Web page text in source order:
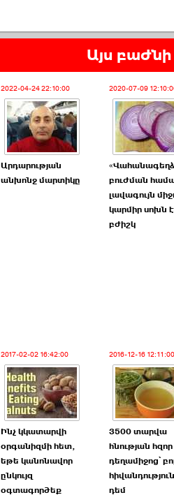
Այս բաժնի
2022-04-24 22:10:00
Արդարության
անխոնջ մարտիկը
2020-07-09
բուժման
լավագույն
կարմիր սոխն
բժիշկ
2017-02-02 16:42:00
Ինչ կկատարվի
օրգանիզմի հետ,
եթե կանոնավոր
ընկույզ
օգտագործեք
2016-12-16 12:11:00
3500 տարվա
հնության հզոր
դեղամիջոց՝
դեմ